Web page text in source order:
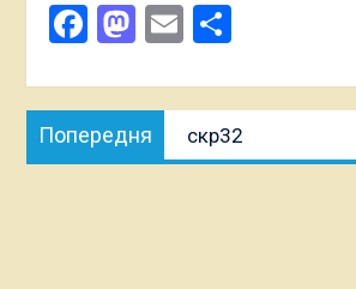
Facebook
Mastodon
Email
Навігація
записів
Попередня
публікація:
скр32